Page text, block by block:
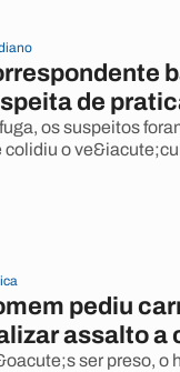
de
os suspeitos
colidiu o
pediu
assalto a
ser preso, o